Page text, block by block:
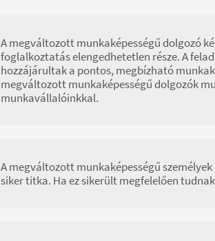
A megváltozott munkaképességű dolgozó
foglalkoztatás elengedhetetlen része. A
hozzájárultak a pontos, megbízható
megváltozott munkaképességű dolgozók
munkavállalóinkkal.
A megváltozott munkaképességű
siker titka. Ha ez sikerült megfelelően